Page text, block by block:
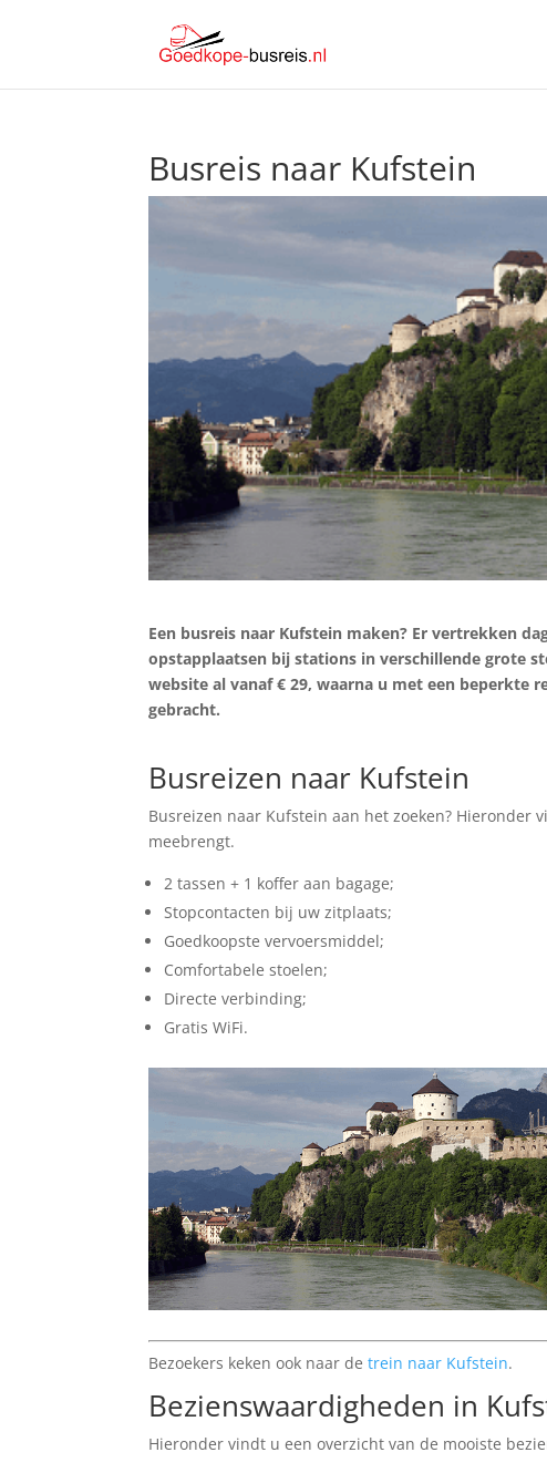
Busreis naar Kufstein
Een busreis naar Kufstein maken? Er vertrekken
opstapplaatsen bij stations in verschillende grote
website al vanaf € 29, waarna u met een beperkte
gebracht.
Busreizen naar Kufstein
Busreizen naar Kufstein aan het zoeken?
meebrengt.
2 tassen + 1 koffer aan bagage;
Stopcontacten bij uw zitplaats;
Goedkoopste vervoersmiddel;
Comfortabele stoelen;
Directe verbinding;
Gratis WiFi.
Bezoekers keken ook naar detrein naar Kufstein.
Bezienswaardigheden in
Hieronder vindt u een overzicht van de mooiste